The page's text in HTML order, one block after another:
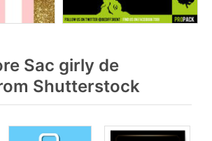
Sac girly de
Shutterstock